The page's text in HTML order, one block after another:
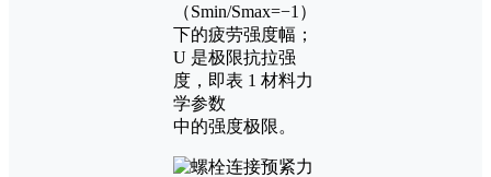
（Smin/Smax=−1）
下的疲劳强度幅；
U 是极限抗拉强
度，即表 1 材料力
学参数
中的强度极限。